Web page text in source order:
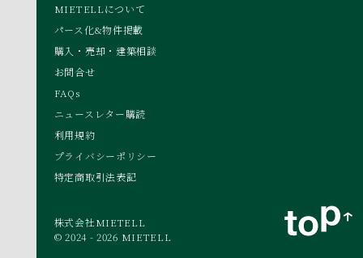
MIETELLについて
パース化&物件掲載
購入・売却・建築相談
お問合せ
FAQs
ニュースレター購読
利用規約
プライバシーポリシー
特定商取引法表記
株式会社MIETELL
© 2024 - 2026 MIETELL